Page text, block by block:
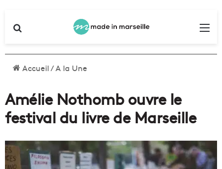
Accueil/A la Une
Amélie Nothomb ouvre le
festival du livre de Marseille